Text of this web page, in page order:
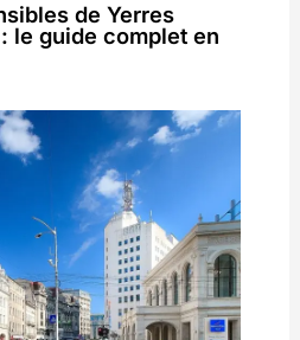
de Yerres
le guide complet en